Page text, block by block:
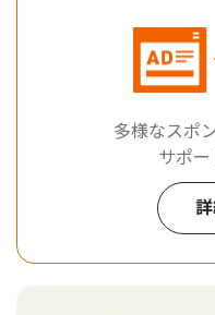
多様なスポ
サポー